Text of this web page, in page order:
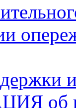
об